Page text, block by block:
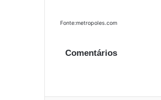
Fonte:metropoles.com
Comentários